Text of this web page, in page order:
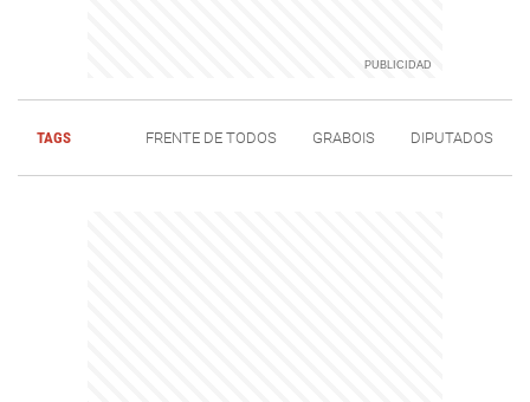
TAGS FRENTE DE TODOS GRABOIS DIPUTADOS